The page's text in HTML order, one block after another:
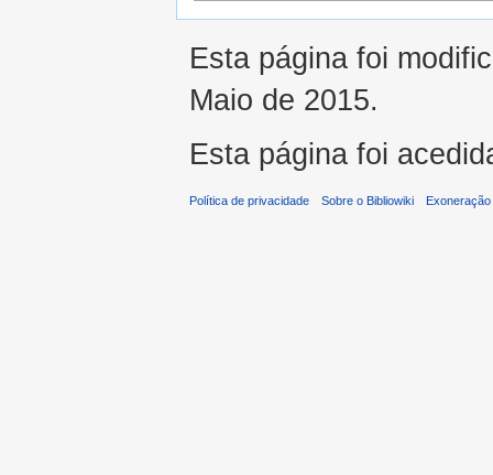
Esta página foi
Maio de 2015.
Esta página foi
Política de privacidade Sobre o Bibliowiki